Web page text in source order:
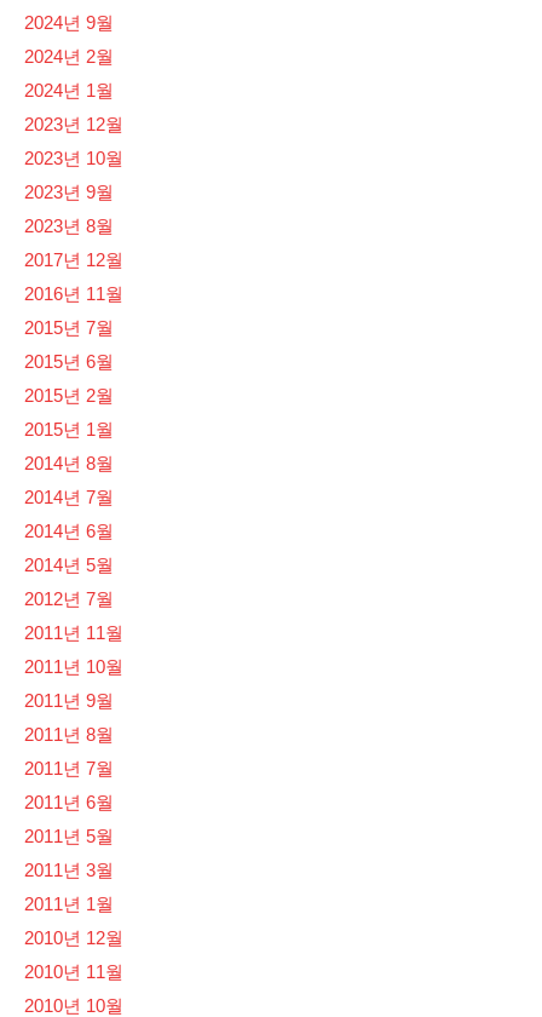
2024년 9월
2024년 2월
2024년 1월
2023년 12월
2023년 10월
2023년 9월
2023년 8월
2017년 12월
2016년 11월
2015년 7월
2015년 6월
2015년 2월
2015년 1월
2014년 8월
2014년 7월
2014년 6월
2014년 5월
2012년 7월
2011년 11월
2011년 10월
2011년 9월
2011년 8월
2011년 7월
2011년 6월
2011년 5월
2011년 3월
2011년 1월
2010년 12월
2010년 11월
2010년 10월